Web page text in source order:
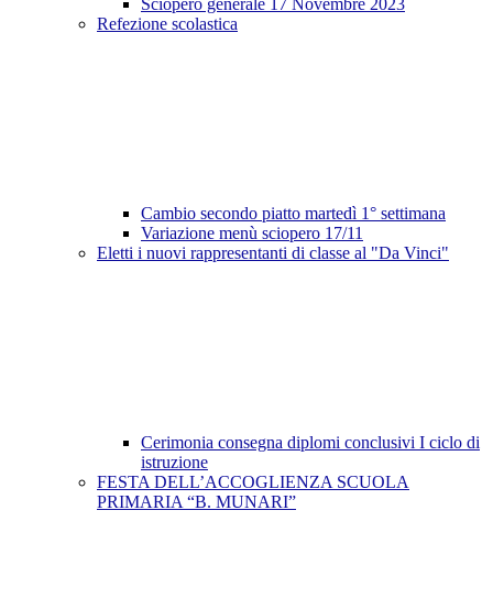
Sciopero generale 17 Novembre 2023
Refezione scolastica
Cambio secondo piatto martedì 1° settimana
Variazione menù sciopero 17/11
Eletti i nuovi rappresentanti di classe al "Da Vinci"
Cerimonia consegna diplomi conclusivi I ciclo di
istruzione
FESTA DELL’ACCOGLIENZA SCUOLA
PRIMARIA “B. MUNARI”